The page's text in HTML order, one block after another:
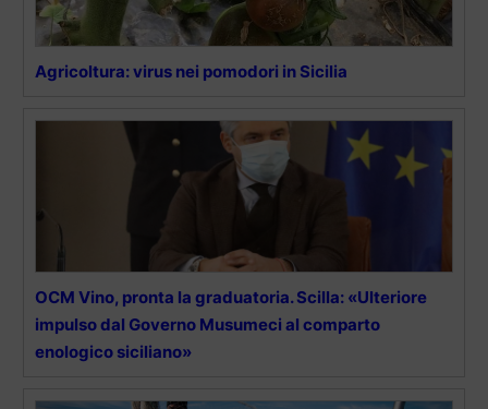
Agricoltura: virus nei pomodori in Sicilia
OCM Vino, pronta la graduatoria. Scilla: «Ulteriore
impulso dal Governo Musumeci al comparto
enologico siciliano»